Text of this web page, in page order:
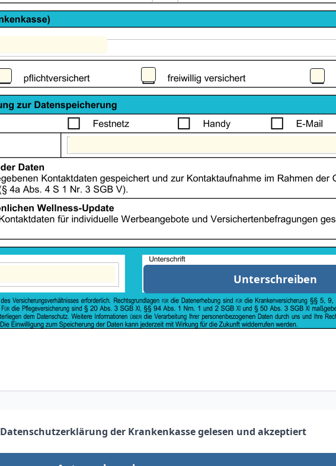
Unterschreiben
Datenschutzerklärung der Krankenkassegelesen und akzeptiert